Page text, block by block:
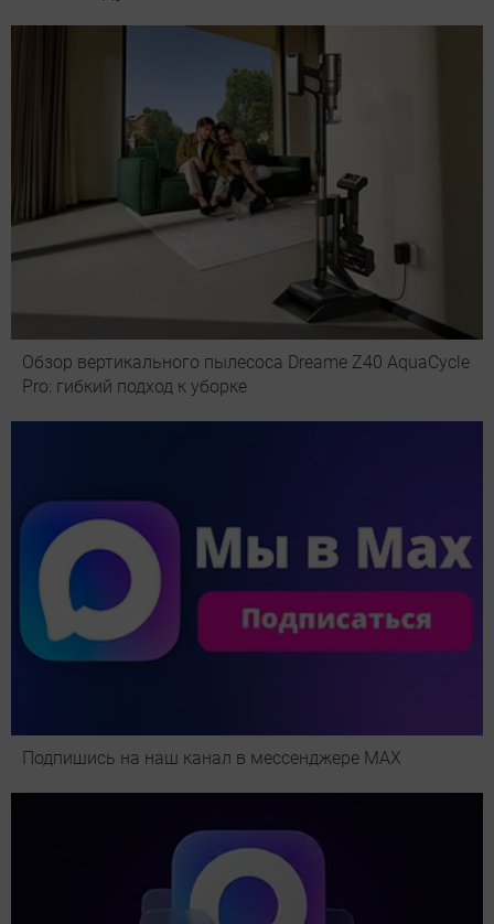
Обзор вертикального пылесоса Dreame Z40 AquaCycle
Pro: гибкий подход к уборке
Подпишись на наш канал в мессенджере МАХ